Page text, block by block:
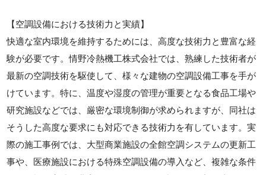
【空調設備における技術力と実績】
快適な室内環境を維持するためには、高度な技術力と豊富な経
験が必要です。情野冷熱機工株式会社では、熟練した技術者が
最新の空調技術を駆使して、様々な建物の空調設備工事を手が
けています。特に、温度や湿度の管理が重要となる食品工場や
研究施設などでは、厳密な環境制御が求められますが、同社は
そうした高度な要求にも対応できる技術力を有しています。実
際の施工事例では、大型商業施設の全館空調システムの更新工
事や、医療施設における特殊空調設備の導入など、複雑な条件